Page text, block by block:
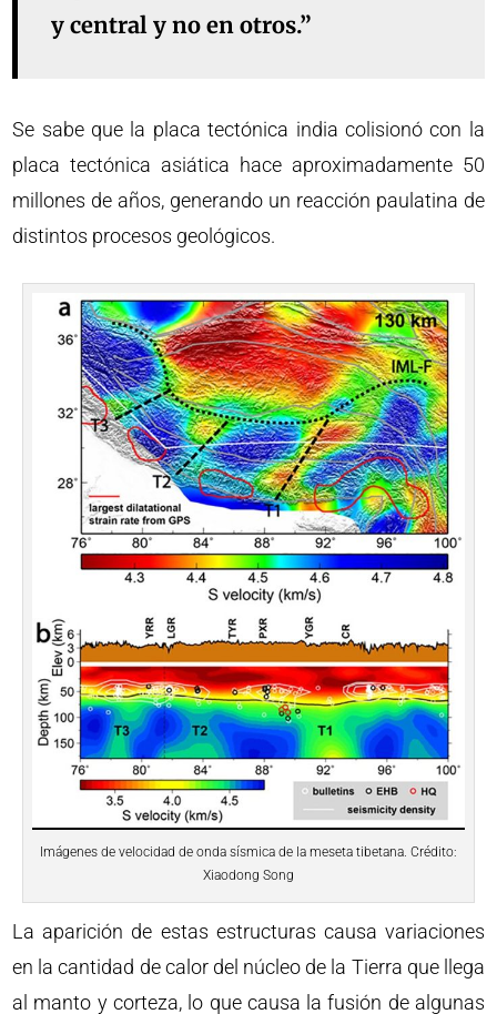
y central y no en otros.”
Se sabe que la placa tectónica india colisionó con la
placa tectónica asiática hace aproximadamente 50
millones de años, generando un reacción paulatina de
distintos procesos geológicos.
Imágenes de velocidad de onda sísmica de la meseta tibetana. Crédito:
Xiaodong Song
La aparición de estas estructuras causa variaciones
en la cantidad de calor del núcleo de la Tierra que llega
al manto y corteza, lo que causa la fusión de algunas